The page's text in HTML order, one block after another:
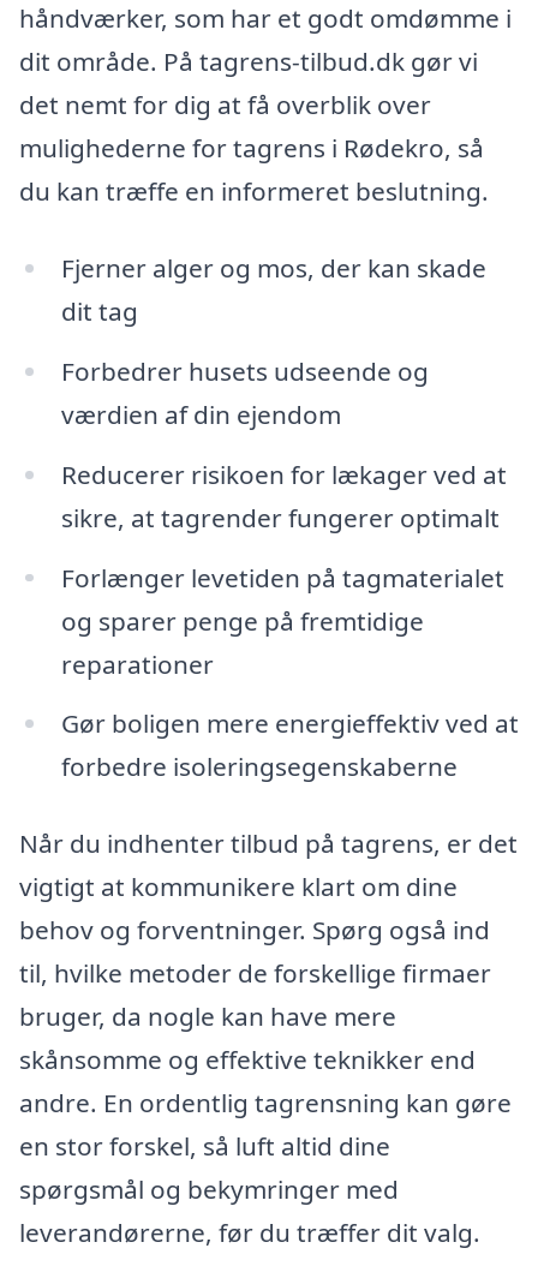
håndværker, som har et godt omdømme i
dit område. På tagrens-tilbud.dk gør vi
det nemt for dig at få overblik over
mulighederne for tagrens i Rødekro, så
du kan træffe en informeret beslutning.
Fjerner alger og mos, der kan skade
dit tag
Forbedrer husets udseende og
værdien af din ejendom
Reducerer risikoen for lækager ved at
sikre, at tagrender fungerer optimalt
Forlænger levetiden på tagmaterialet
og sparer penge på fremtidige
reparationer
Gør boligen mere energieffektiv ved at
forbedre isoleringsegenskaberne
Når du indhenter tilbud på tagrens, er det
vigtigt at kommunikere klart om dine
behov og forventninger. Spørg også ind
til, hvilke metoder de forskellige firmaer
bruger, da nogle kan have mere
skånsomme og effektive teknikker end
andre. En ordentlig tagrensning kan gøre
en stor forskel, så luft altid dine
spørgsmål og bekymringer med
leverandørerne, før du træffer dit valg.